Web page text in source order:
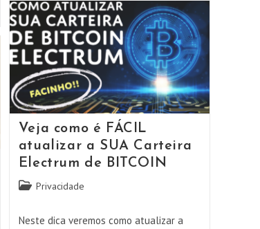
Nova
Versão
Do
UmbrelOS!
Veja como é FÁCIL
atualizar a SUA Carteira
Electrum de BITCOIN
Categoria
post:
Privacidade
Neste dica veremos como atualizar a